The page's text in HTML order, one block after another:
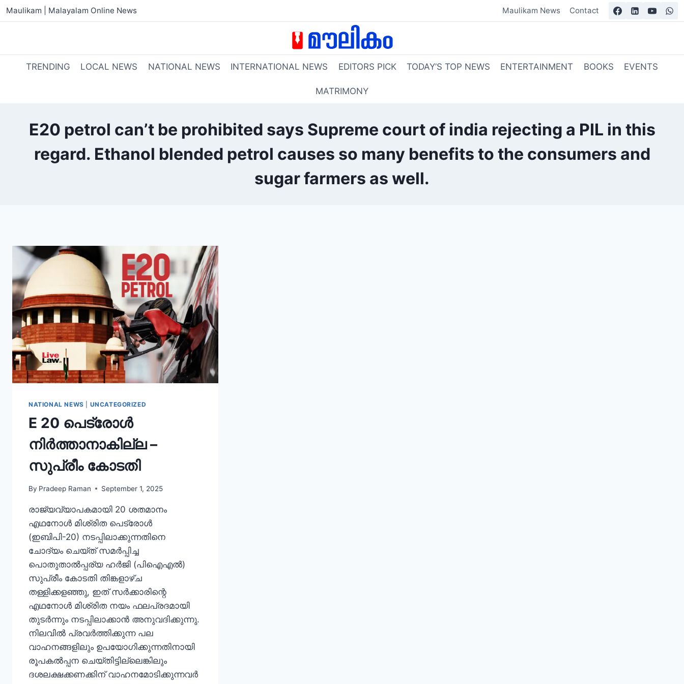
Maulikam | Malayalam Online News Maulikam News Contact
TRENDING LOCAL NEWS NATIONAL NEWS INTERNATIONAL NEWS EDITORS PICK TODAY’S TOP NEWS ENTERTAINMENT BOOKS EVENTS
MATRIMONY
E20 petrol can’t be prohibited says Supreme court of india rejecting a PIL in this
regard. Ethanol blended petrol causes so many benefits to the consumers and
sugar farmers as well.
NATIONAL NEWS UNCATEGORIZED
E 20 പെട്രോൾ
നിർത്താനാകില്ല –
സുപ്രീം കോടതി
By Pradeep Raman September 1, 2025
രാജ്യവ്യാപകമായി 20 ശതമാനം
എഥനോൾ മിശ്രിത പെട്രോൾ
(ഇബിപി-20) നടപ്പിലാക്കുന്നതിനെ
ചോദ്യം ചെയ്ത് സമർപ്പിച്ച
പൊതുതാൽപ്പര്യ ഹർജി (പിഐഎൽ)
സുപ്രീം കോടതി തിങ്കളാഴ്ച
തള്ളിക്കളഞ്ഞു, ഇത് സർക്കാരിന്റെ
എഥനോൾ മിശ്രിത നയം ഫലപ്രദമായി
തുടർന്നും നടപ്പിലാക്കാൻ അനുവദിക്കുന്നു.
നിലവിൽ പ്രവർത്തിക്കുന്ന പല
വാഹനങ്ങളിലും ഉപയോഗിക്കുന്നതിനായി
രൂപകൽപ്പന ചെയ്തിട്ടില്ലെങ്കിലും
ദശലക്ഷക്കണക്കിന് വാഹനമോടിക്കുന്നവർ